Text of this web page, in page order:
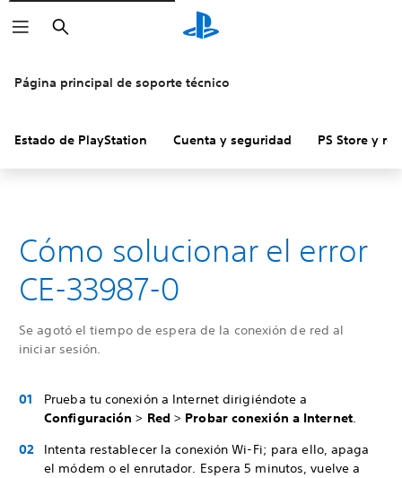
Buscar
Página principal de soporte técnico
Estado de PlayStation Cuenta y seguridad PS Store y
Cómo solucionar el error
CE-33987-0
Se agotó el tiempo de espera de la conexión de red al
iniciar sesión.
Prueba tu conexión a Internet dirigiéndote a
Configuración > Red > Probar conexión a Internet.
Intenta restablecer la conexión Wi-Fi; para ello, apaga
el módem o el enrutador. Espera 5 minutos, vuelve a